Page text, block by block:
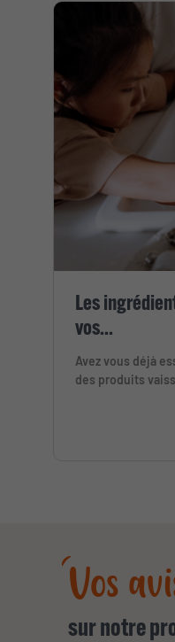
Les
vos...
Avez vous déjà
des produits
Vos
sur notre